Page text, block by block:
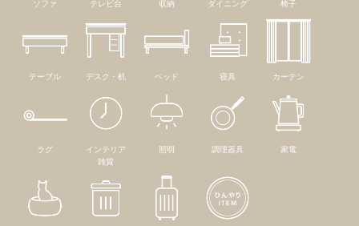
ソファ テレビ台 収納 ダイニング 椅子
テーブル デスク・机 ベッド 寝具 カーテン
ラグ
インテリア
雑貨
照明 調理器具 家電